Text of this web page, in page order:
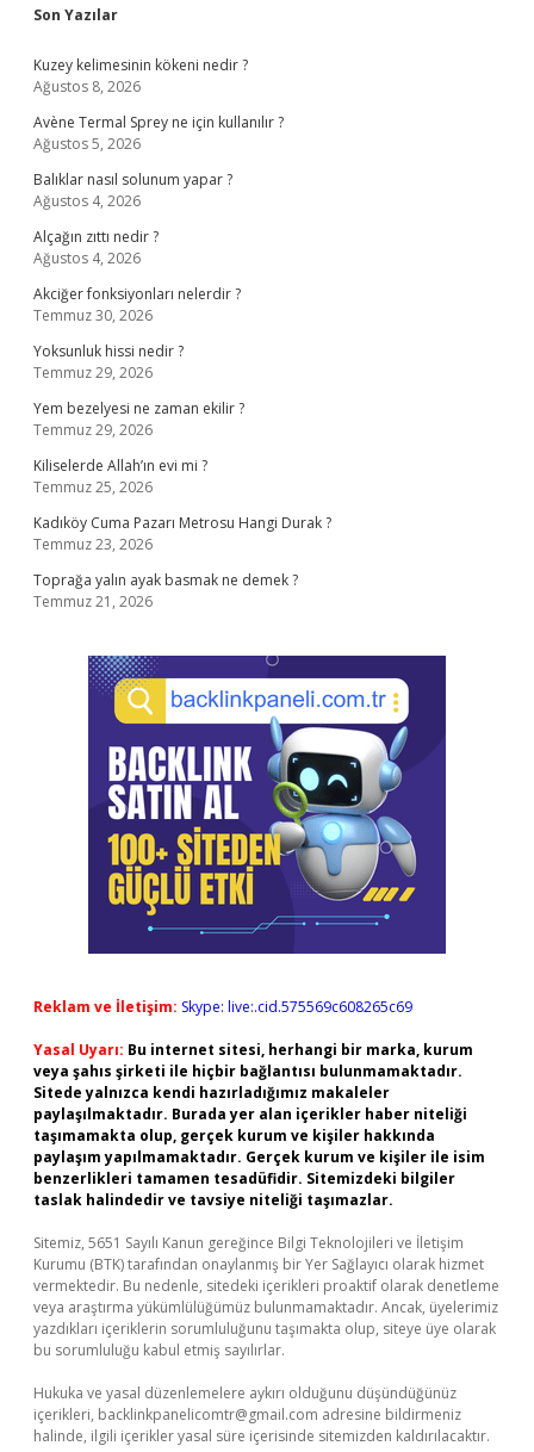
Sidebar
Son Yazılar
Kuzey kelimesinin kökeni nedir ?
Ağustos 8, 2026
Avène Termal Sprey ne için kullanılır ?
Ağustos 5, 2026
Balıklar nasıl solunum yapar ?
Ağustos 4, 2026
Alçağın zıttı nedir ?
Ağustos 4, 2026
Akciğer fonksiyonları nelerdir ?
Temmuz 30, 2026
Yoksunluk hissi nedir ?
Temmuz 29, 2026
Yem bezelyesi ne zaman ekilir ?
Temmuz 29, 2026
Kiliselerde Allah’ın evi mi ?
Temmuz 25, 2026
Kadıköy Cuma Pazarı Metrosu Hangi Durak ?
Temmuz 23, 2026
Toprağa yalın ayak basmak ne demek ?
Temmuz 21, 2026
Reklam ve İletişim: Skype: live:.cid.575569c608265c69
Yasal Uyarı: Bu internet sitesi, herhangi bir marka, kurum
veya şahıs şirketi ile hiçbir bağlantısı bulunmamaktadır.
Sitede yalnızca kendi hazırladığımız makaleler
paylaşılmaktadır. Burada yer alan içerikler haber niteliği
taşımamakta olup, gerçek kurum ve kişiler hakkında
paylaşım yapılmamaktadır. Gerçek kurum ve kişiler ile isim
benzerlikleri tamamen tesadüfidir. Sitemizdeki bilgiler
taslak halindedir ve tavsiye niteliği taşımazlar.
Sitemiz, 5651 Sayılı Kanun gereğince Bilgi Teknolojileri ve İletişim
Kurumu (BTK) tarafından onaylanmış bir Yer Sağlayıcı olarak hizmet
vermektedir. Bu nedenle, sitedeki içerikleri proaktif olarak denetleme
veya araştırma yükümlülüğümüz bulunmamaktadır. Ancak, üyelerimiz
yazdıkları içeriklerin sorumluluğunu taşımakta olup, siteye üye olarak
bu sorumluluğu kabul etmiş sayılırlar.
Hukuka ve yasal düzenlemelere aykırı olduğunu düşündüğünüz
içerikleri, backlinkpanelicomtr@gmail.com adresine bildirmeniz
halinde, ilgili içerikler yasal süre içerisinde sitemizden kaldırılacaktır.